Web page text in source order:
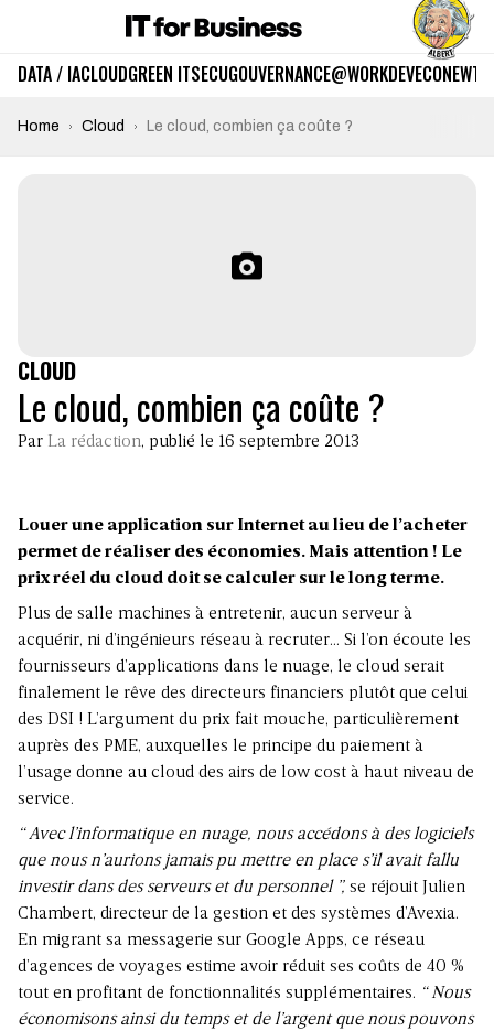
DATA / IACLOUDGREEN ITSECUGOUVERNANCE@WORKDEVECO
Home Cloud Le cloud, combien ça coûte ?
CLOUD
Le cloud, combien ça coûte ?
Par La rédaction, publié le 16 septembre 2013
Louer une application sur Internet au lieu de l’acheter
permet de réaliser des économies. Mais attention ! Le
prix réel du cloud doit se calculer sur le long terme.
Plus de salle machines à entretenir, aucun serveur à
acquérir, ni d’ingénieurs réseau à recruter… Si l’on écoute les
fournisseurs d’applications dans le nuage, le cloud serait
finalement le rêve des directeurs financiers plutôt que celui
des DSI ! L’argument du prix fait mouche, particulièrement
auprès des PME, auxquelles le principe du paiement à
l’usage donne au cloud des airs de low cost à haut niveau de
service.
“ Avec l’informatique en nuage, nous accédons à des logiciels
que nous n’aurions jamais pu mettre en place s’il avait fallu
investir dans des serveurs et du personnel ”, se réjouit Julien
Chambert, directeur de la gestion et des systèmes d’Avexia.
En migrant sa messagerie sur Google Apps, ce réseau
d’agences de voyages estime avoir réduit ses coûts de 40 %
tout en profitant de fonctionnalités supplémentaires. “ Nous
économisons ainsi du temps et de l’argent que nous pouvons